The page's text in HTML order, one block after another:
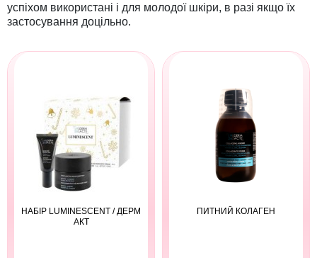
успіхом використані і для молодої шкіри, в разі якщо їх
застосування доцільно.
НАБІР LUMINESCENT / ДЕРМ
АКТ
ПИТНИЙ КОЛАГЕН